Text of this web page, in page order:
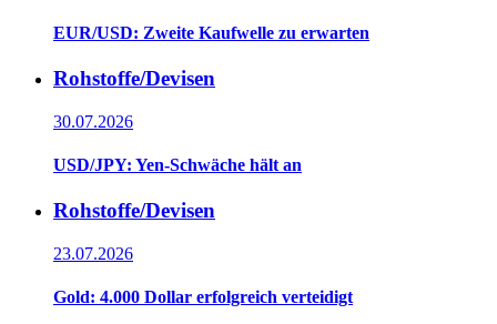
EUR/USD: Zweite Kaufwelle zu erwarten
Rohstoffe/Devisen
30.07.2026
USD/JPY: Yen-Schwäche hält an
Rohstoffe/Devisen
23.07.2026
Gold: 4.000 Dollar erfolgreich verteidigt